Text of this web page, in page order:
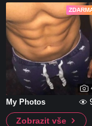
My Photos
Zobrazit vše